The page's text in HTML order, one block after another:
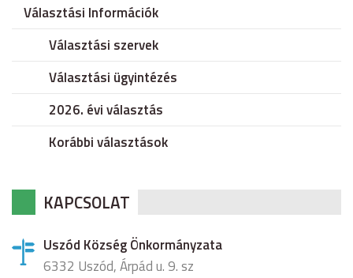
Választási Információk
Választási szervek
Választási ügyintézés
2026. évi választás
Korábbi választások
KAPCSOLAT
Uszód Község Önkormányzata
6332 Uszód, Árpád u. 9. sz